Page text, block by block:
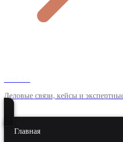
Деловые связи, кейсы и
Главная